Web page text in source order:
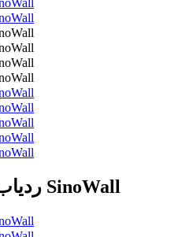
ردیاب خودروی چیرکار مدل SinoWall